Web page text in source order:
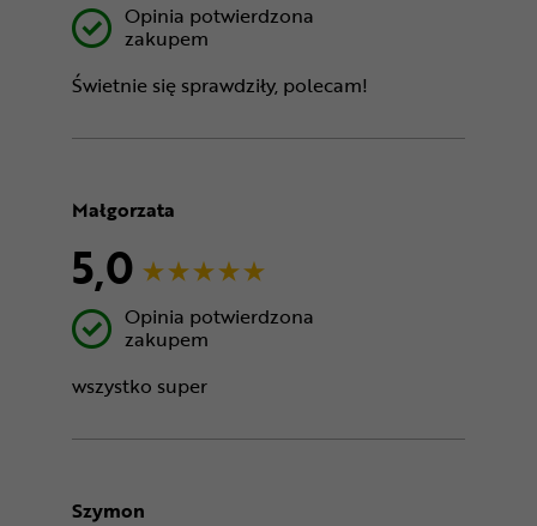
Opinia potwierdzona
zakupem
Świetnie się sprawdziły, polecam!
Małgorzata
5,0
Opinia potwierdzona
zakupem
wszystko super
Szymon